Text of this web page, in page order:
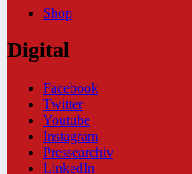
Shop
Digital
Facebook
Twitter
Youtube
Instagram
Pressearchiv
LinkedIn